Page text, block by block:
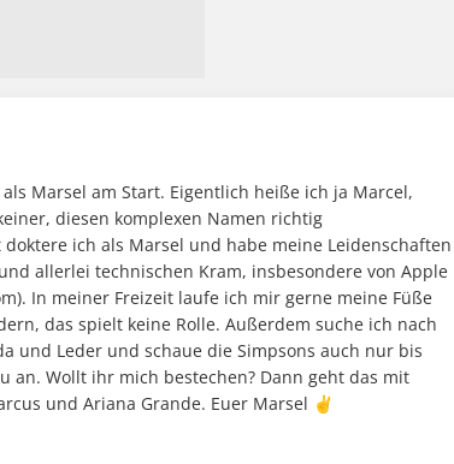
Marsel am Start. Eigentlich heiße ich ja Marcel,
diesen komplexen Namen richtig
ich als Marsel und habe meine Leidenschaften
allerlei technischen Kram, insbesondere von Apple
In meiner Freizeit laufe ich mir gerne meine Füße
das spielt keine Rolle. Außerdem suche ich nach
und Leder und schaue die Simpsons auch nur bis
an. Wollt ihr mich bestechen? Dann geht das mit
und Ariana Grande. Euer Marsel ✌️